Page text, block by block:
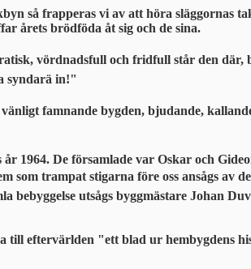
så frapperas vi av att höra släggornas
årets brödföda åt sig och de sina.
vördnadsfull och fridfull står den
syndarä in!"
famnande bygden, bjudande,
De församlade var Oskar och
trampat stigarna före oss ansågs av
utsågs byggmästare Johan
eftervärlden "ett blad ur hembygdens